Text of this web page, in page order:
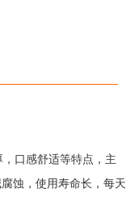
口感舒适等特点，主
蚀，使用寿命长，每天